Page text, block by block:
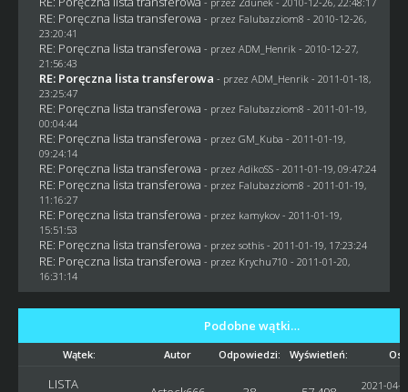
RE: Poręczna lista transferowa - przez Falubazziom8 - 2010-12-26,
23:20:41
RE: Poręczna lista transferowa - przez ADM_Henrik- 2010-12-27,
21:56:43
RE: Poręczna lista transferowa - przez ADM_Henrik- 2011-01-18,
23:25:47
RE: Poręczna lista transferowa - przez Falubazziom8 - 2011-01-19,
00:04:44
RE: Poręczna lista transferowa - przez GM_Kuba - 2011-01-19,
09:24:14
RE: Poręczna lista transferowa - przez AdikoSS - 2011-01-19, 09:47:24
RE: Poręczna lista transferowa - przez Falubazziom8 - 2011-01-19,
11:16:27
RE: Poręczna lista transferowa - przez kamykov- 2011-01-19,
15:51:53
RE: Poręczna lista transferowa - przez sothis- 2011-01-19, 17:23:24
RE: Poręczna lista transferowa - przez Krychu710 - 2011-01-20,
16:31:14
Podobne wątki…
Wątek: Autor Odpowiedzi: Wyświetleń:
LISTA
2021-04-